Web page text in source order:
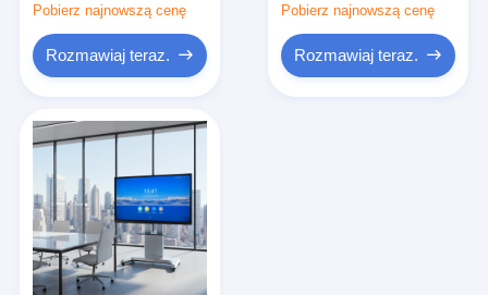
cyfrowy monitor reklamowy
przenośny inteligentny ekran
Pobierz najnowszą cenę
Rozmawiaj teraz.
Pobierz najnowszą cenę
Rozmawiaj teraz.